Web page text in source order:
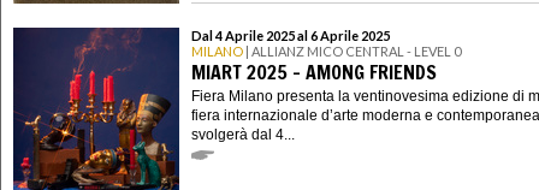
Dal 4 Aprile 2025 al 6 Aprile 2025
MILANO | ALLIANZ MICO CENTRAL - LEVEL 0
MIART 2025 - AMONG FRIENDS
Fiera Milano presenta la ventinovesima edizione di
fiera internazionale d’arte moderna e
svolgerà dal 4...